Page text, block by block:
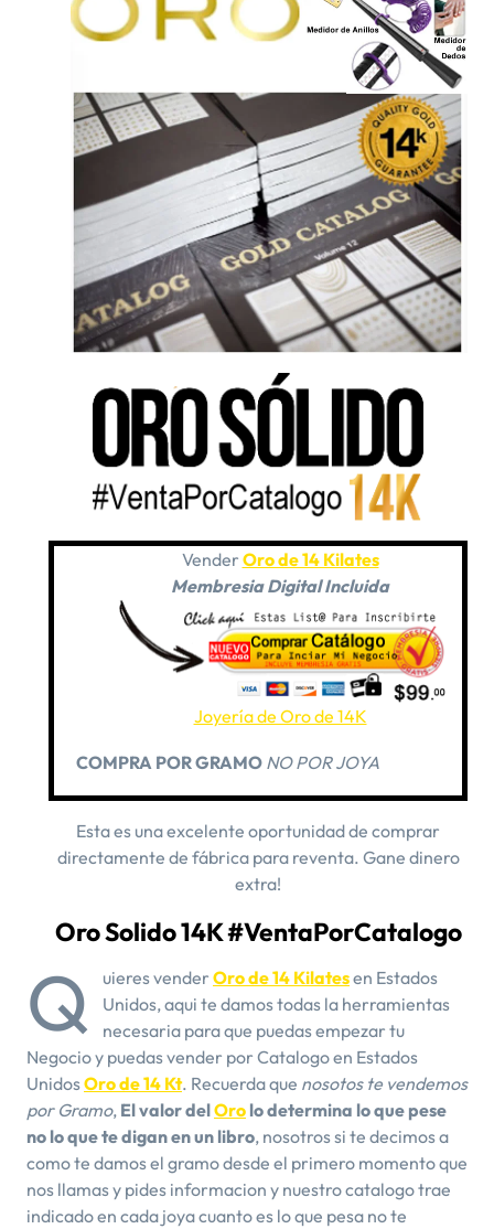
Vender Oro de 14 Kilates
Membresia Digital Incluida
Joyería de Oro de 14K
COMPRA POR GRAMO NO POR JOYA
Esta es una excelente oportunidad de comprar
directamente de fábrica para reventa. Gane dinero
extra!
Oro Solido 14K #VentaPorCatalogo
Q uieres vender Oro de 14 Kilatesen Estados
Unidos, aqui te damos todas la herramientas
necesaria para que puedas empezar tu
Negocio y puedas vender por Catalogo en Estados
UnidosOro de 14 Kt. Recuerda que nosotos te vendemos
por Gramo, El valor delOro lo determina lo que pese
no lo que te digan en un libro, nosotros si te decimos a
como te damos el gramo desde el primero momento que
nos llamas y pides informacion y nuestro catalogo trae
indicado en cada joya cuanto es lo que pesa no te